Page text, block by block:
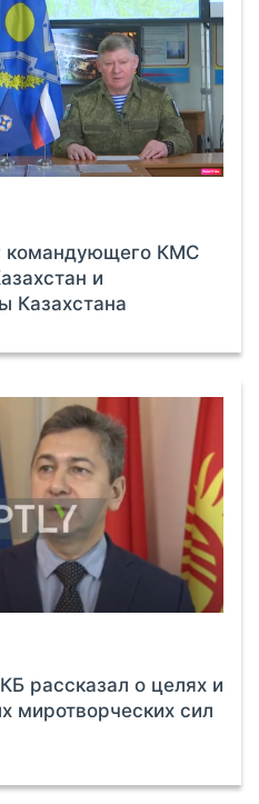
командующего КМС
и
Казахстана
рассказал о целях и
миротворческих сил